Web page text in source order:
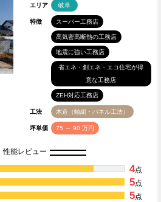
エリア 岐阜
特徴 スーパー工務店
高気密高断熱の工務店
地震に強い工務店
省エネ・創エネ・エコ住宅が得
意な工務店
ZEH対応工務店
工法 木造（軸組・パネル工法）
坪単価 75 ～ 90 万円
性能レビュー
4点
5点
5点